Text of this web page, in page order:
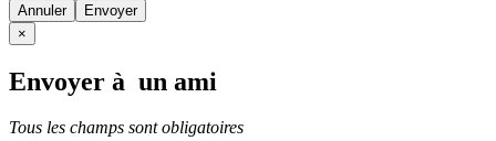
Annuler
×
Envoyer à un ami
Tous les champs sont obligatoires